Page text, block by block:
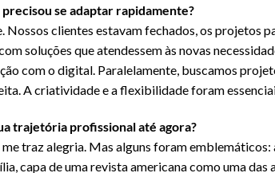
se adaptar rapidamente?
Nossos clientes estavam fechados, os projetos
soluções que atendessem às novas
com o digital. Paralelamente, buscamos
A criatividade e a flexibilidade foram
trajetória profissional até agora?
traz alegria. Mas alguns foram emblemáticos:
capa de uma revista americana como uma